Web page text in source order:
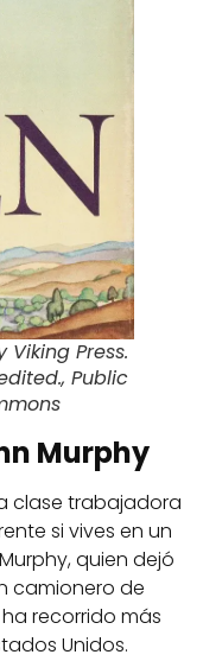
Viking Press.
Public
Murphy
clase trabajadora
si vives en un
quien dejó
camionero de
recorrido más
Unidos.